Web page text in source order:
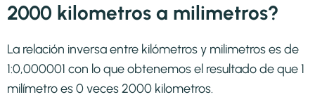
2000 kilometros a milimetros?
La relación inversa entre kilómetros y milimetros es de
1:0,000001 con lo que obtenemos el resultado de que 1
milímetro es 0 veces 2000 kilometros.